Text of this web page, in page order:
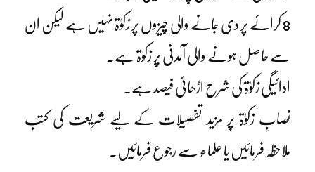
8 کرائے پر دی جانے والی چیزوں پر زکوٰۃ نہیں ہے لیکن ان
سے حاصل ہونے والی آمدنی پر زکوٰۃ ہے۔
ادائیگی زکوٰۃ کی شرح اڑھائی فیصد ہے۔
نصابِ زکوٰۃ پر مزید تفصیلات کے لیے شریعت کی کتب
ملاحظہ فرمائیں یا علماء سے رجوع فرمائیں۔